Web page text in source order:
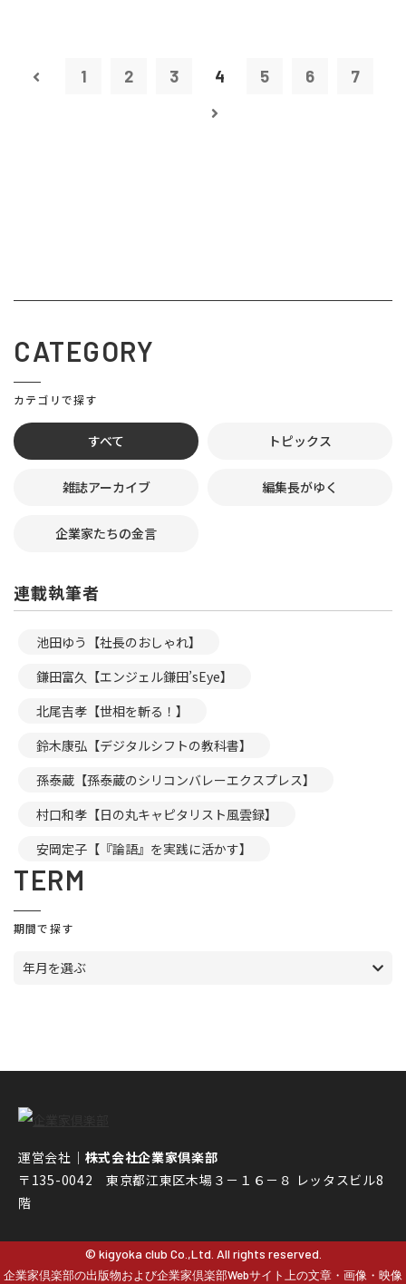
1 2 3 4 5 6 7
CATEGORY
カテゴリで探す
すべて トピックス
雑誌アーカイブ 編集長がゆく
企業家たちの金言
連載執筆者
池田ゆう【社長のおしゃれ】
鎌田富久【エンジェル鎌田’sEye】
北尾吉孝【世相を斬る！】
鈴木康弘【デジタルシフトの教科書】
孫泰蔵【孫泰蔵のシリコンバレーエクスプレス】
村口和孝【日の丸キャピタリスト風雲録】
安岡定子【『論語』を実践に活かす】
TERM
期間で探す
年月を選ぶ
運営会社｜ 株式会社企業家倶楽部
〒135-0042 東京都江東区木場３－１６－８ レッタスビル8
階
© kigyoka club Co.,Ltd. All rights reserved.
企業家倶楽部の出版物および企業家倶楽部Webサイト上の文章・画像・映像